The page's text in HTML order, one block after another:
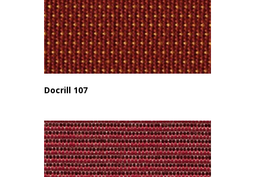
Docrill 107